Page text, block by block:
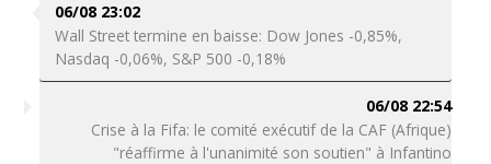
06/08 23:02
Wall Street termine en baisse: Dow Jones -0,85%,
Nasdaq -0,06%, S&P 500 -0,18%
06/08 22:54
Crise à la Fifa: le comité exécutif de la CAF (Afrique)
"réaffirme à l'unanimité son soutien" à Infantino